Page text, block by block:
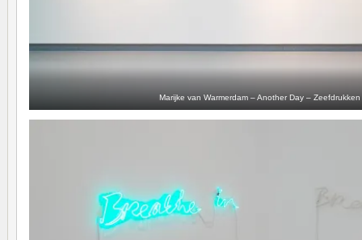
Marijke van Warmerdam – Another Day –